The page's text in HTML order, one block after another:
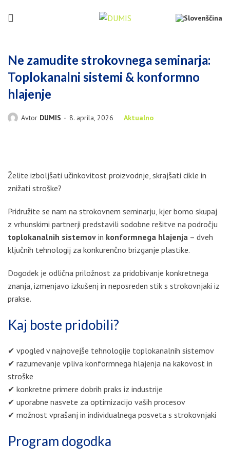
Ne zamudite strokovnega seminarja:
Toplokanalni sistemi & konformno
hlajenje
Avtor DUMIS 8. aprila, 2026 Aktualno
Želite izboljšati učinkovitost proizvodnje, skrajšati cikle in
znižati stroške?
Pridružite se nam na strokovnem seminarju, kjer bomo skupaj
z vrhunskimi partnerji predstavili sodobne rešitve na področju
toplokanalnih sistemov in konformnega hlajenja – dveh
ključnih tehnologij za konkurenčno brizganje plastike.
Dogodek je odlična priložnost za pridobivanje konkretnega
znanja, izmenjavo izkušenj in neposreden stik s strokovnjaki iz
prakse.
Kaj boste pridobili?
✔ vpogled v najnovejše tehnologije toplokanalnih sistemov
✔ razumevanje vpliva konformnega hlajenja na kakovost in
stroške
✔ konkretne primere dobrih praks iz industrije
✔ uporabne nasvete za optimizacijo vaših procesov
✔ možnost vprašanj in individualnega posveta s strokovnjaki
Program dogodka